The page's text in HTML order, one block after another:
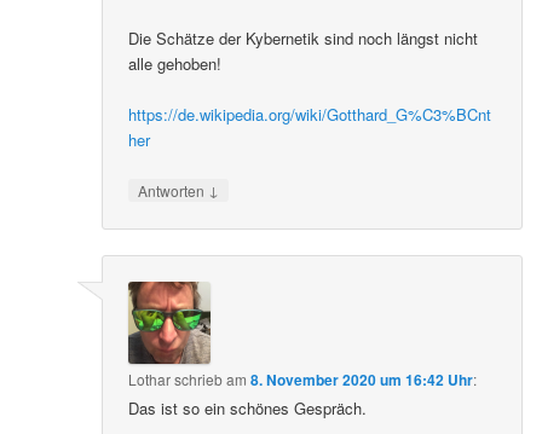
Die Schätze der Kybernetik sind noch längst nicht
alle gehoben!
https://de.wikipedia.org/wiki/Gotthard_G%C3%BCnt
her
Antworten ↓
Lotharschriebam8. November 2020 um 16:42 Uhr:
Das ist so ein schönes Gespräch.